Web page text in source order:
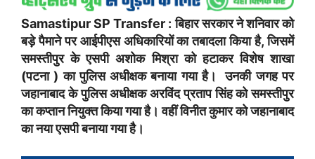
Samastipur SP Transfer : बिहार सरकार ने शनिवार को
बड़े पैमाने पर आईपीएस अधिकारियों का तबादला किया है, जिसमें
समस्तीपुर के एसपी अशोक मिश्रा को हटाकर विशेष शाखा
(पटना ) का पुलिस अधीक्षक बनाया गया है। उनकी जगह पर
जहानाबाद के पुलिस अधीक्षक अरविंद प्रताप सिंह को समस्तीपुर
का कप्तान नियुक्त किया गया है। वहीं विनीत कुमार को जहानाबाद
का नया एसपी बनाया गया है।